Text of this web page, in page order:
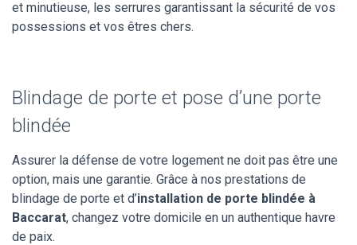
et minutieuse, les serrures garantissant la sécurité de vos
possessions et vos êtres chers.
Blindage de porte et pose d’une porte
blindée
Assurer la défense de votre logement ne doit pas être une
option, mais une garantie. Grâce à nos prestations de
blindage de porte et d’installation de porte blindée à
Baccarat, changez votre domicile en un authentique havre
de paix.